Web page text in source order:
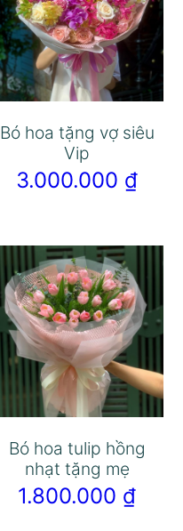
Bó hoa tặng vợ siêu
Vip
3.000.000 ₫
Bó hoa tulip hồng
nhạt tặng mẹ
1.800.000 ₫